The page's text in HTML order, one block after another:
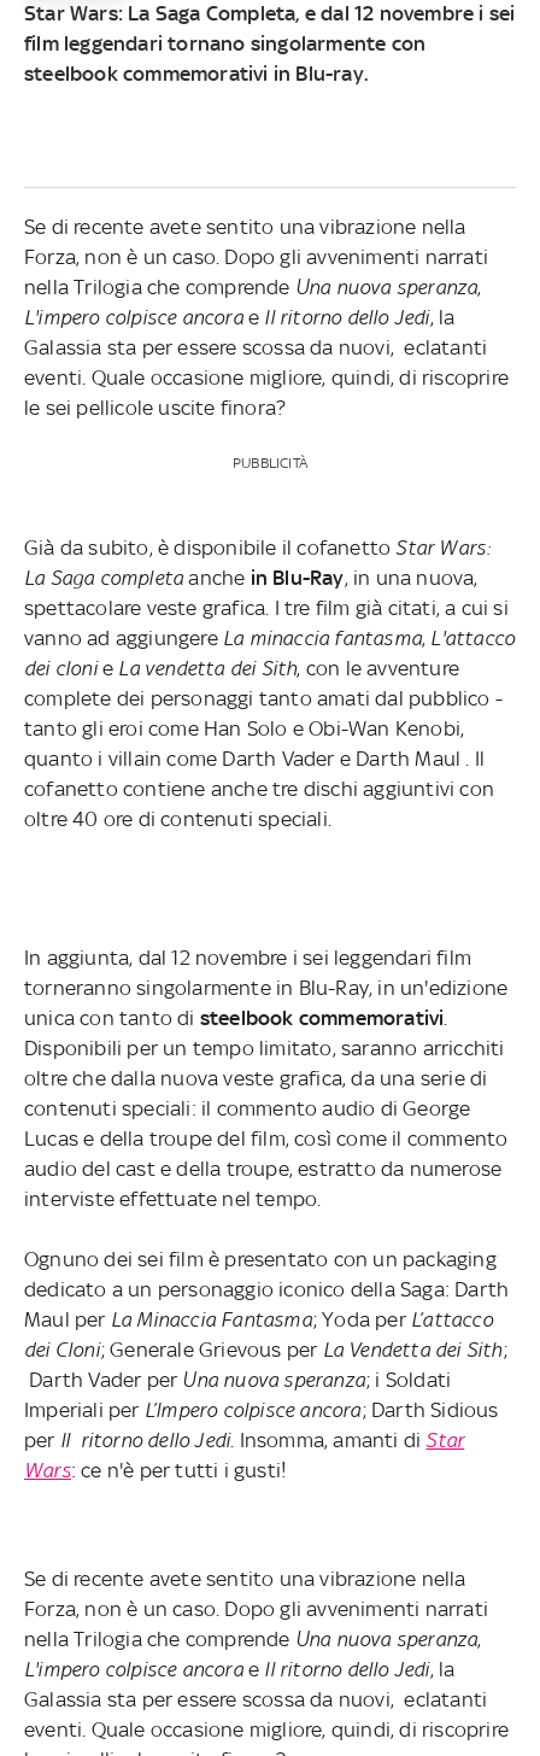
Star Wars: La Saga Completa, e dal 12 novembre i sei
film leggendari tornano singolarmente con
steelbook commemorativi in Blu-ray.
Se di recente avete sentito una vibrazione nella
Forza, non è un caso. Dopo gli avvenimenti narrati
nella Trilogia che comprende Una nuova speranza,
L'impero colpisce ancorae Il ritorno dello Jedi, la
Galassia sta per essere scossa da nuovi, eclatanti
eventi. Quale occasione migliore, quindi, di riscoprire
le sei pellicole uscite finora?
PUBBLICITÀ
Già da subito, è disponibile il cofanettoStar Wars:
La Saga completaanche in Blu-Ray, in una nuova,
spettacolare veste grafica. I tre film già citati, a cui si
vanno ad aggiungereLa minaccia fantasma, L'attacco
dei clonie La vendetta dei Sith, con le avventure
complete dei personaggi tanto amati dal pubblico -
tanto gli eroi come Han Solo e Obi-Wan Kenobi,
quanto i villain come Darth Vader e Darth Maul . Il
cofanetto contiene anche tre dischi aggiuntivi con
oltre 40 ore di contenuti speciali.
In aggiunta, dal 12 novembre i sei leggendari film
torneranno singolarmente in Blu-Ray, in un'edizione
unica con tanto di steelbook commemorativi.
Disponibili per un tempo limitato, saranno arricchiti
oltre che dalla nuova veste grafica, da una serie di
contenuti speciali: il commento audio di George
Lucas e della troupe del film, così come il commento
audio del cast e della troupe, estratto da numerose
interviste effettuate nel tempo.
Ognuno dei sei film è presentato con un packaging
dedicato a un personaggio iconico della Saga: Darth
Maul per La Minaccia Fantasma; Yoda per L’attacco
dei Cloni; Generale Grievous per La Vendetta dei Sith;
Darth Vader per Una nuova speranza; i Soldati
Imperiali per L’Impero colpisce ancora; Darth Sidious
per Il ritorno dello Jedi. Insomma, amanti diStar
Wars: ce n'è per tutti i gusti!
Se di recente avete sentito una vibrazione nella
Forza, non è un caso. Dopo gli avvenimenti narrati
nella Trilogia che comprende Una nuova speranza,
L'impero colpisce ancorae Il ritorno dello Jedi, la
Galassia sta per essere scossa da nuovi, eclatanti
eventi. Quale occasione migliore, quindi, di riscoprire